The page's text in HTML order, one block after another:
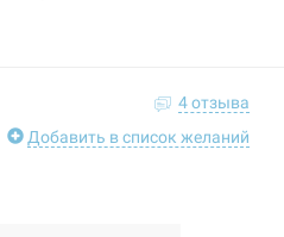
4 отзыва
Добавить в список желаний